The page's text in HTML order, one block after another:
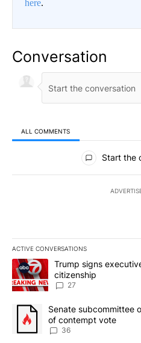
here.
Conversation
ALL COMMENTS
All Comments
Start the
ACTIVE CONVERSATIONS
The following is a list of the
A trending article titled "Trump
Trump signs
citizenship
27
A trending article titled
Senate subcommittee
of contempt vote
36